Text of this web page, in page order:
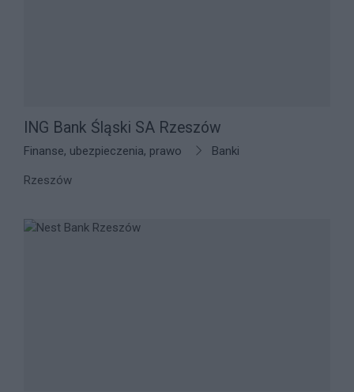
ING Bank Śląski SA Rzeszów
Finanse, ubezpieczenia, prawo Banki
Rzeszów